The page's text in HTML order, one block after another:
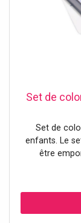
Set de
Set de
enfants. Le
être
colorier à
set de table :
Entretien :
Normes :